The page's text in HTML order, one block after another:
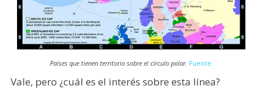
Países que tienen territorio sobre el círculo polar. Fuente.
Vale, pero ¿cuál es el interés sobre esta línea?